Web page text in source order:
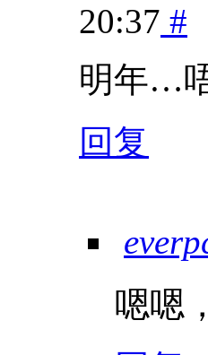
20:37 #
明年…
回复
嗯嗯